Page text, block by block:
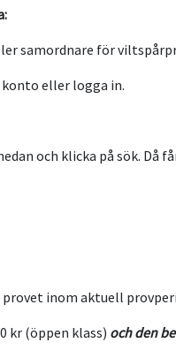
samordnare för
eller logga in.
och klicka på sök. Då
inom aktuell
kr (öppen klass) och den